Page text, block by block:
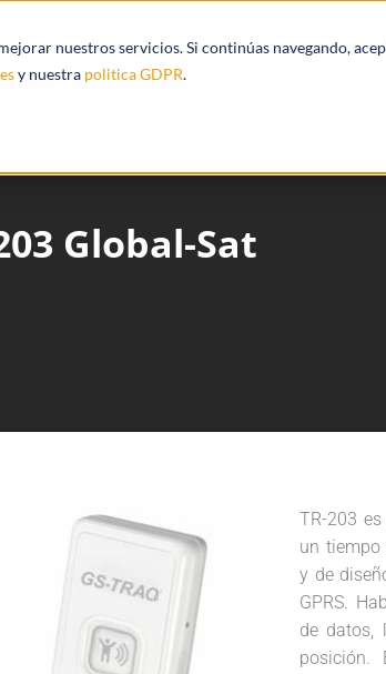
nuestros servicios. Si continúas navegando,
y nuestra politica GDPR.
Ecosistema Integraciones
Global-Sat
TR-203
un tiempo
y de
GPRS.
de datos,
posición.